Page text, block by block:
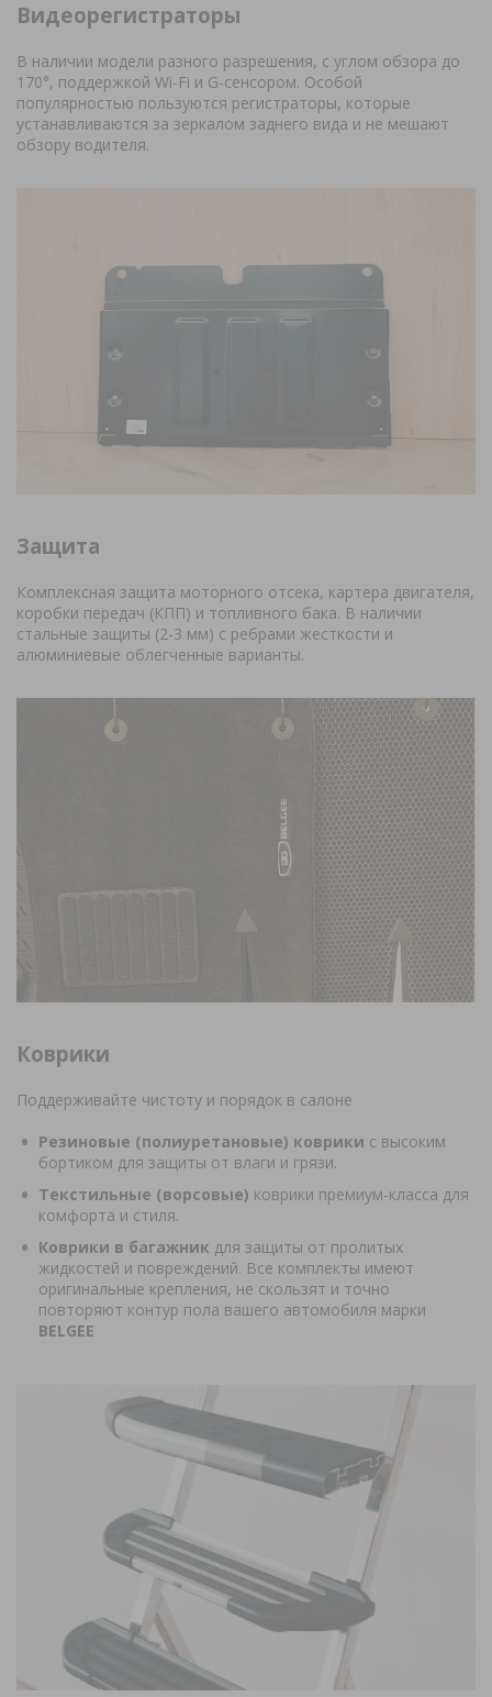
Видеорегистраторы
В наличии модели разного разрешения, с углом обзора до
170°, поддержкой Wi-Fi и G-сенсором. Особой
популярностью пользуются регистраторы, которые
устанавливаются за зеркалом заднего вида и не мешают
обзору водителя.
Защита
Комплексная защита моторного отсека, картера двигателя,
коробки передач (КПП) и топливного бака. В наличии
стальные защиты (2-3 мм) с ребрами жесткости и
алюминиевые облегченные варианты.
Коврики
Поддерживайте чистоту и порядок в салоне
Резиновые (полиуретановые) коврики с высоким
бортиком для защиты от влаги и грязи.
Текстильные (ворсовые) коврики премиум-класса для
комфорта и стиля.
Коврики в багажник для защиты от пролитых
жидкостей и повреждений. Все комплекты имеют
оригинальные крепления, не скользят и точно
повторяют контур пола вашего автомобиля марки
BELGEE